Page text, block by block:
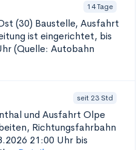
14 Tage
(30) Baustelle, Ausfahrt
ist eingerichtet, bis
(Quelle: Autobahn
seit 23 Std
und Ausfahrt Olpe
Richtungsfahrbahn
21:00 Uhr bis